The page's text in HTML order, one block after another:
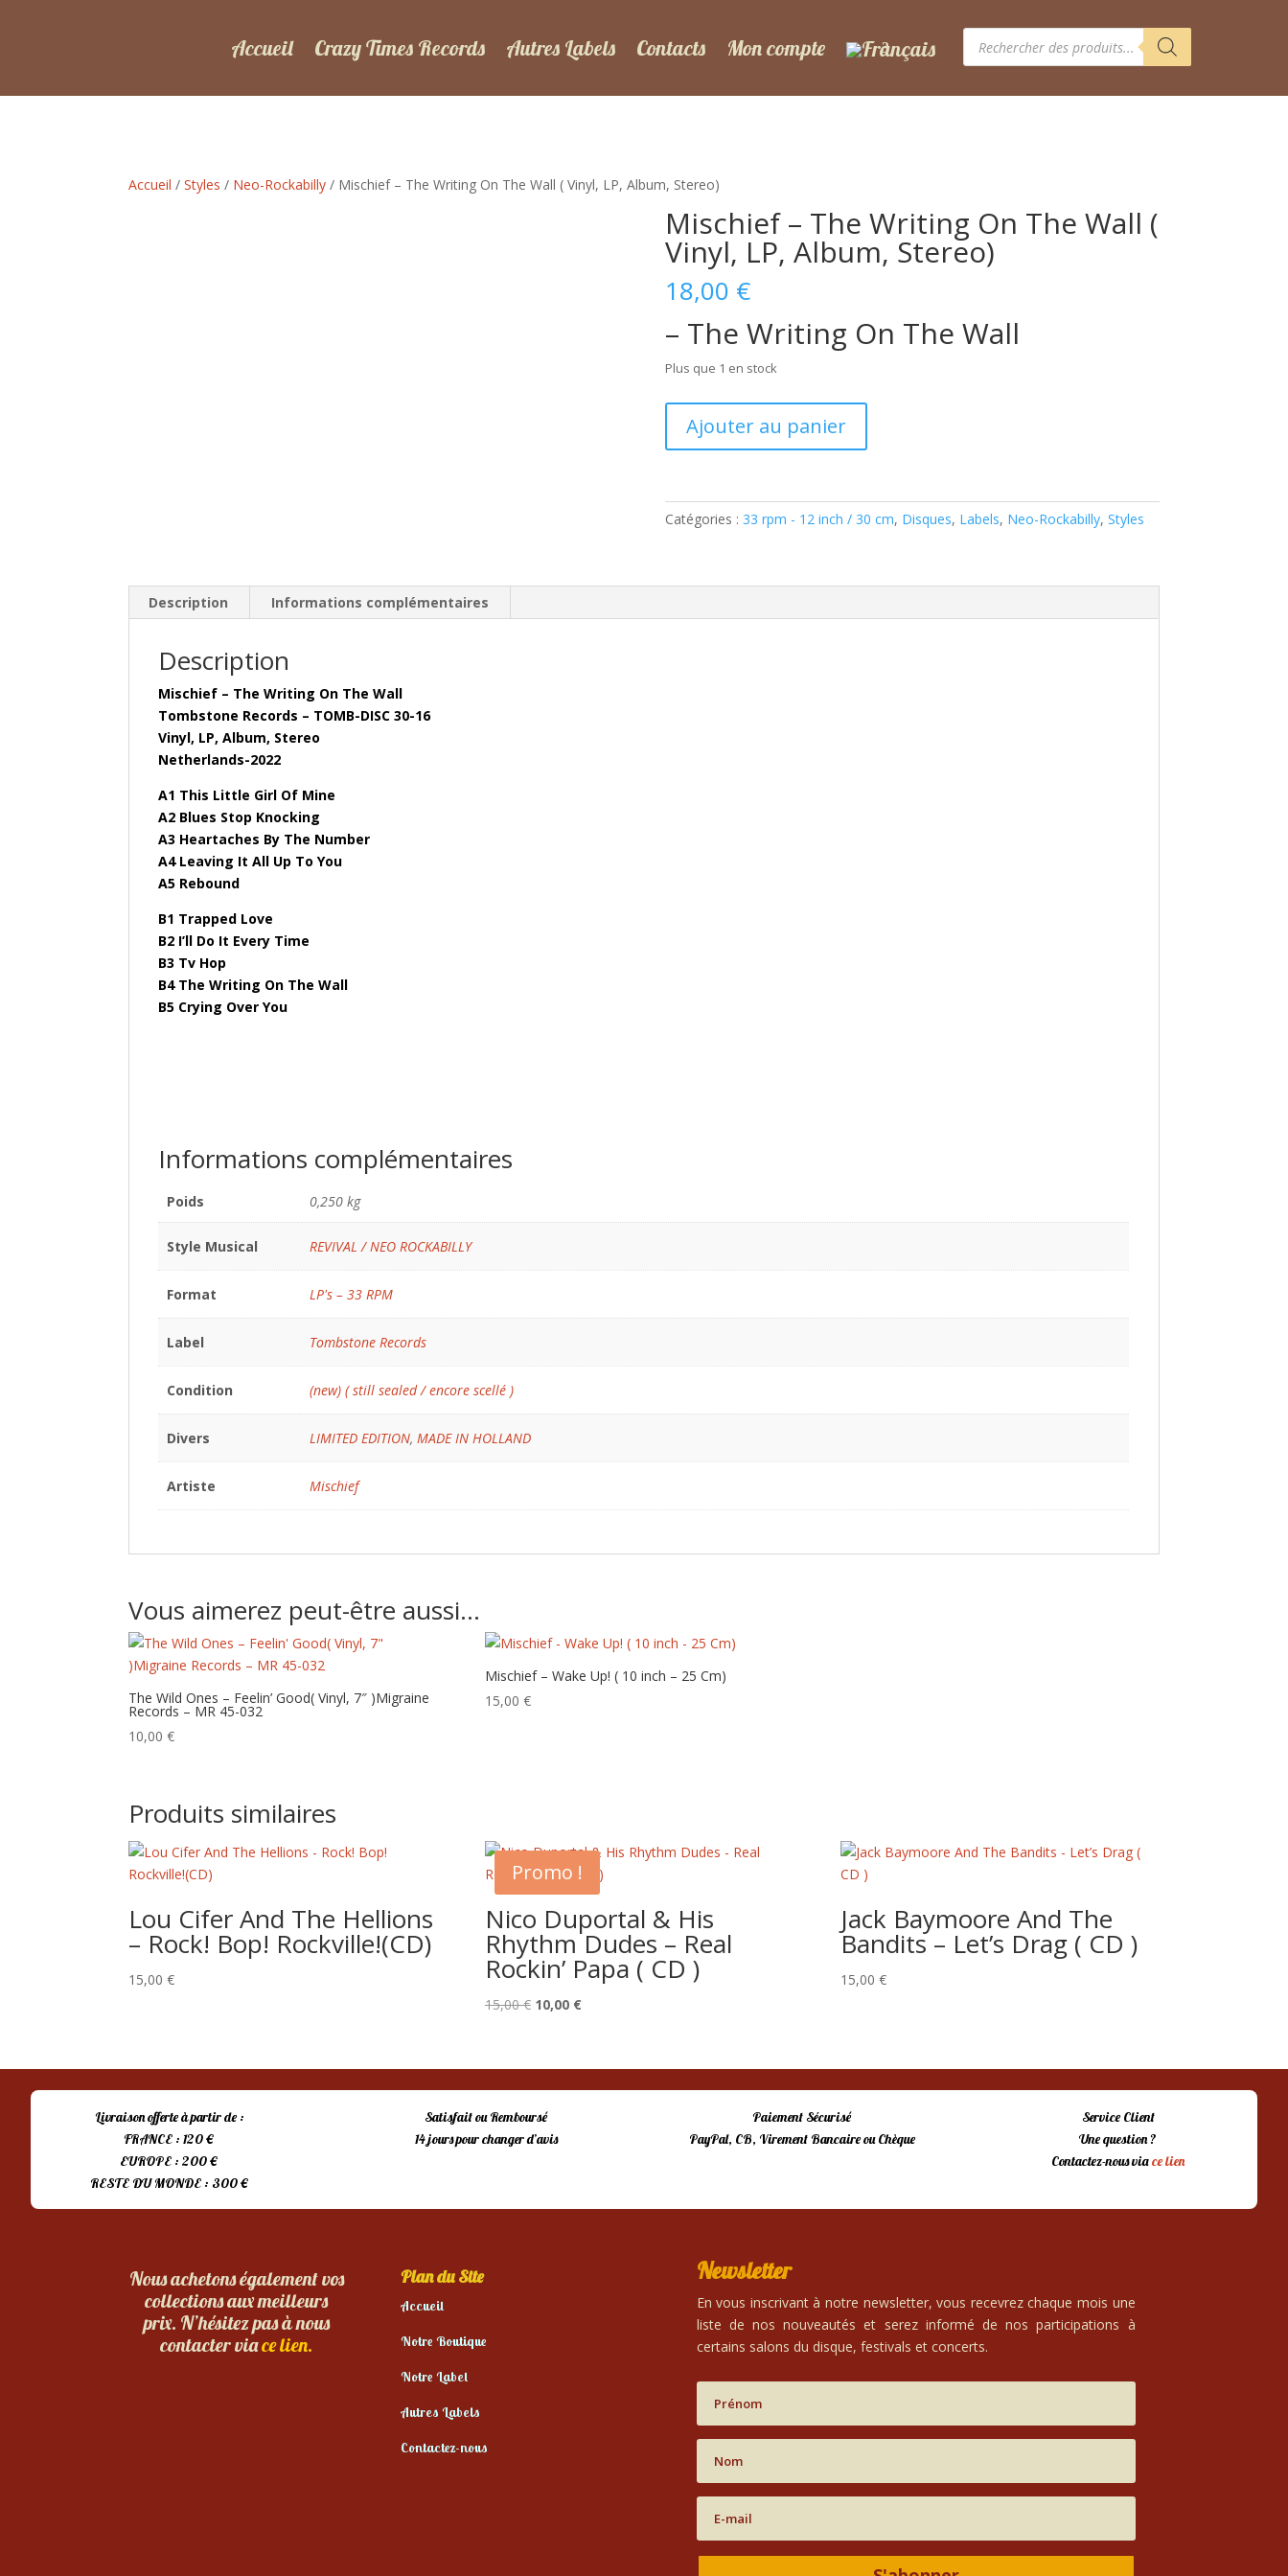
Accueil Crazy Times Records Autres Labels Contacts Mon compte
Recherche
produits
Accueil /Styles / Neo-Rockabilly / Mischief – The Writing On The Wall ( Vinyl, LP, Album, Stereo)
Mischief – The Writing On The Wall (
Vinyl, LP, Album, Stereo)
18,00 €
– The Writing On The Wall
Plus que 1 en stock
Mischief
The
Writing
Wall
Ajouter au panier
Catégories : 33 rpm - 12 inch / 30 cm, Disques, Labels, Neo-Rockabilly, Styles
Description Informations complémentaires
Description
Mischief – The Writing On The Wall
Tombstone Records – TOMB-DISC 30-16
Vinyl, LP, Album, Stereo
Netherlands-2022
A1 This Little Girl Of Mine
A2 Blues Stop Knocking
A3 Heartaches By The Number
A4 Leaving It All Up To You
A5 Rebound
B1 Trapped Love
B2 I’ll Do It Every Time
B3 Tv Hop
B4 The Writing On The Wall
B5 Crying Over You
Informations complémentaires
Poids 0,250 kg
Style Musical REVIVAL / NEO ROCKABILLY
Format LP's – 33 RPM
Label Tombstone Records
Condition (new) ( still sealed / encore scellé )
Divers LIMITED EDITION,MADE IN HOLLAND
Artiste Mischief
Vous aimerez peut-être aussi…
The Wild Ones – Feelin’ Good( Vinyl, 7″ )Migraine
Records – MR 45-032
10,00€
Mischief – Wake Up! ( 10 inch – 25 Cm)
15,00 €
Produits similaires
Lou Cifer And The Hellions
– Rock! Bop! Rockville!(CD)
15,00€
Promo !
Nico Duportal & His
Rhythm Dudes – Real
Rockin’ Papa ( CD )
15,00€ Le
était :
15,00 €.
10,00 €Le
est :
10,00 €.
Jack Baymoore And The
Bandits – Let’s Drag ( CD )
15,00€
Livraison offerte à partir de :
FRANCE : 120 €
EUROPE : 200 €
RESTE DU MONDE : 300 €
Satisfait ou Remboursé
14 jours pour changer d’avis
Paiement Sécurisé
PayPal, CB, Virement Bancaire ou Chèque
Service Client
Une question ?
Contactez-nous viace lien
Nous achetons également vos
collections aux meilleurs
prix. N’hésitez pas à nous
contacter viace lien.
Plan du Site
Accueil
Notre Boutique
Notre Label
Autres Labels
Contactez-nous
Newsletter
En vous inscrivant à notre newsletter, vous recevrez chaque mois une
liste de nos nouveautés et serez informé de nos participations à
certains salons du disque, festivals et concerts.